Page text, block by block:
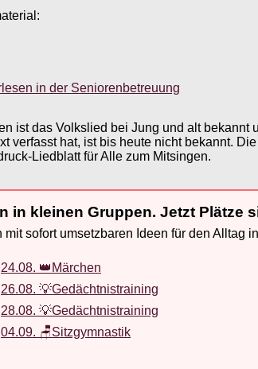
in der Seniorenbetreuung
ist das Volkslied bei Jung und alt
verfasst hat, ist bis heute nicht bekannt.
Liedblatt für Alle zum Mitsingen.
in kleinen Gruppen. Jetzt Plätze
sofort umsetzbaren Ideen für den Alltag
24.08. 👑Märchen
26.08. 💡Gedächtnistraining
28.08. 💡Gedächtnistraining
04.09. 🪑Sitzgymnastik